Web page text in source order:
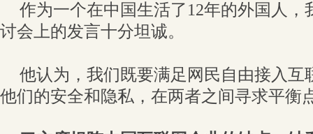
作为一个在中国生活了12年的外国人，
讨会上的发言十分坦诚。
他认为，我们既要满足网民自由接入互
他们的安全和隐私，在两者之间寻求平衡